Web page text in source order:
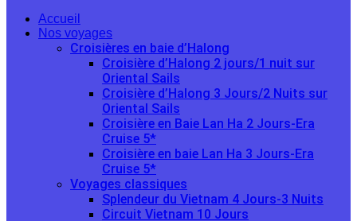
Accueil
Nos voyages
Croisières en baie d’Halong
Croisière d’Halong 2 jours/1 nuit sur
Oriental Sails
Croisière d’Halong 3 Jours/2 Nuits sur
Oriental Sails
Croisière en Baie Lan Ha 2 Jours-Era
Cruise 5*
Croisière en baie Lan Ha 3 Jours-Era
Cruise 5*
Voyages classiques
Splendeur du Vietnam 4 Jours-3 Nuits
Circuit Vietnam 10 Jours